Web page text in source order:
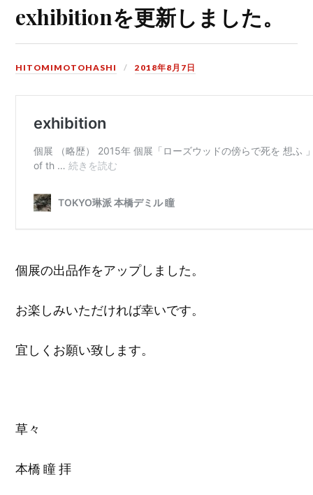
exhibitionを更新しました。
HITOMIMOTOHASHI 2018年8月7日
個展の出品作をアップしました。
お楽しみいただければ幸いです。
宜しくお願い致します。
草々
本橋 瞳 拝